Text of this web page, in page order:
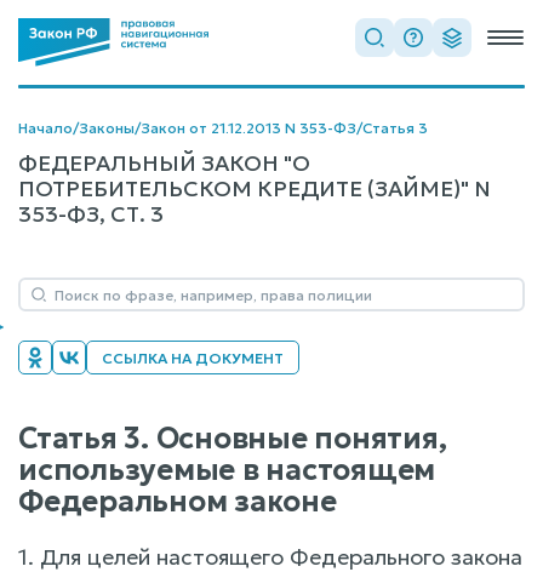
Начало/Законы/Закон от 21.12.2013 N 353-ФЗ/Статья 3
ФЕДЕРАЛЬНЫЙ ЗАКОН "О
ПОТРЕБИТЕЛЬСКОМ КРЕДИТЕ (ЗАЙМЕ)" N
353-ФЗ, СТ. 3
ССЫЛКА НА ДОКУМЕНТ
Статья 3. Основные понятия,
используемые в настоящем
Федеральном законе
1. Для целей настоящего Федерального закона